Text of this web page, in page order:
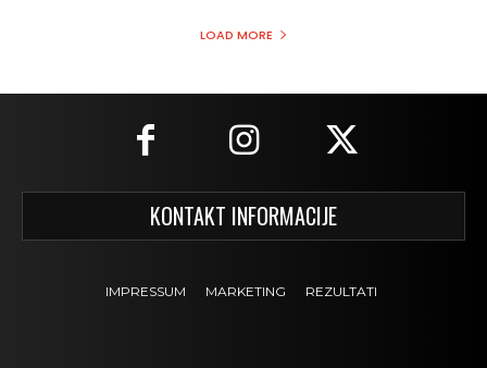
LOAD MORE
KONTAKT INFORMACIJE
IMPRESSUM MARKETING REZULTATI